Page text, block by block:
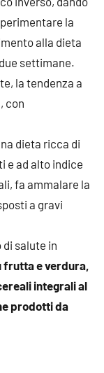
la
alla dieta
settimane.
la tendenza a
con
dieta ricca di
e ad alto indice
fa ammalare la
a gravi
di salute in
frutta e verdura,
integrali al
prodotti da